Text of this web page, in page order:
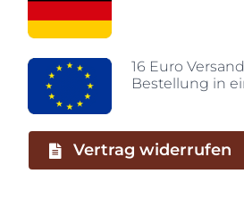
16 Euro
Bestellung in
Vertrag widerrufen